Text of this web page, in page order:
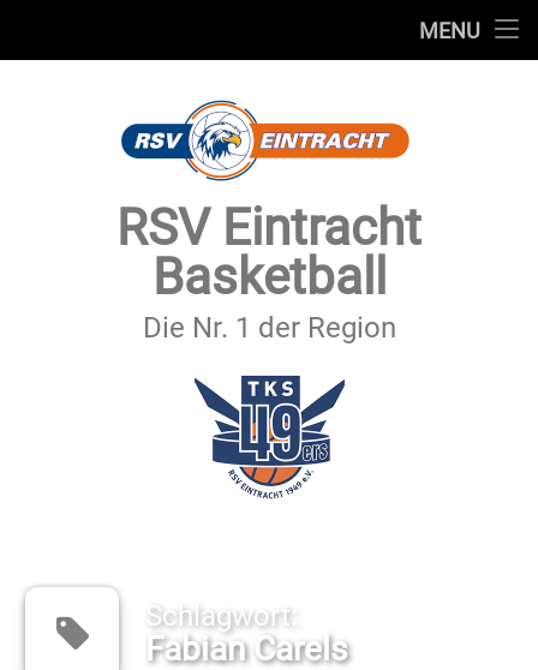
MENU
SECHSTER MANN
IMPRESSUM & DATENSCHUTZ
RSV Eintracht
Basketball
Die Nr. 1 der Region
Schlagwort:
Fabian Carels